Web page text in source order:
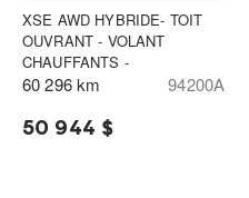
XSE AWD HYBRIDE- TOIT
OUVRANT - VOLANT
CHAUFFANTS -
60 296 km 94200A
50 944 $